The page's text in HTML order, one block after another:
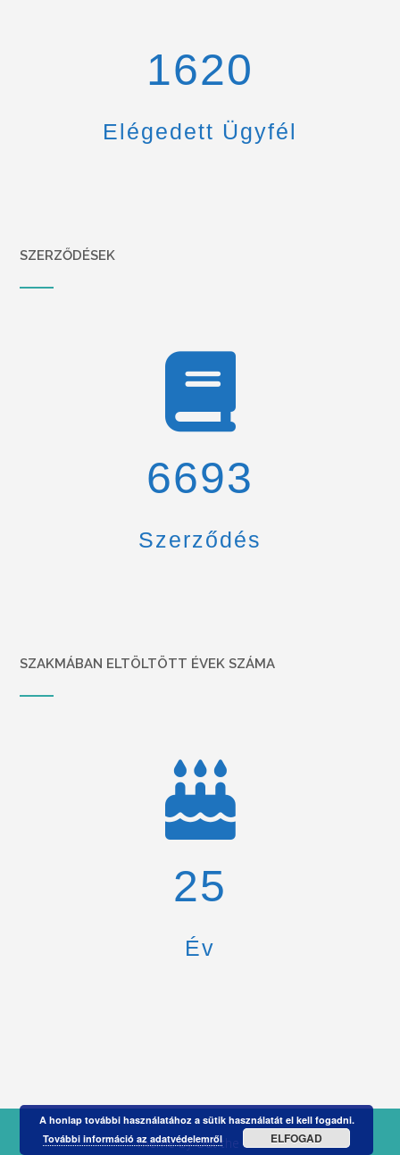
1670
Elégedett Ügyfél
SZERZŐDÉSEK
6900
Szerződés
SZAKMÁBAN ELTÖLTÖTT ÉVEK SZÁMA
26
Év
Theme byOut the Box
A honlap további használatához a sütik használatát el kell fogadni.
További információ az adatvédelemről
ELFOGAD